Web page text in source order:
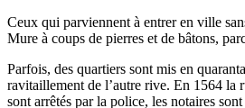
Ceux qui parviennent à entrer en ville
Mure à coups de pierres et de bâtons,
Parfois, des quartiers sont mis en
ravitaillement de l’autre rive. En 1564 la
sont arrêtés par la police, les notaires